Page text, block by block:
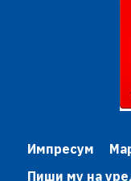
Импресум
Пиши му на